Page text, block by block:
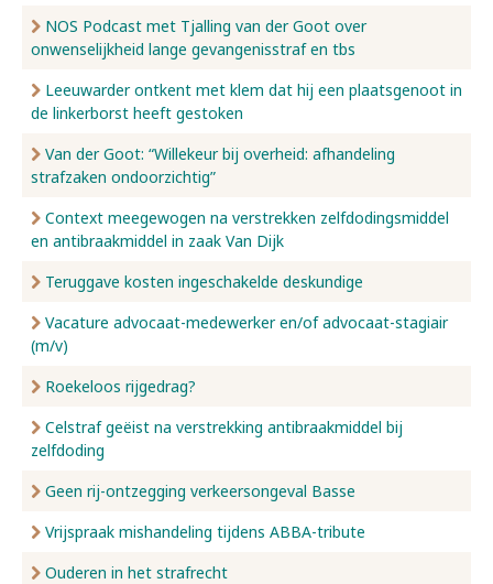
NOS Podcast met Tjalling van der Goot over
onwenselijkheid lange gevangenisstraf en tbs
Leeuwarder ontkent met klem dat hij een plaatsgenoot in
de linkerborst heeft gestoken
Van der Goot: “Willekeur bij overheid: afhandeling
strafzaken ondoorzichtig”
Context meegewogen na verstrekken zelfdodingsmiddel
en antibraakmiddel in zaak Van Dijk
Teruggave kosten ingeschakelde deskundige
Vacature advocaat-medewerker en/of advocaat-stagiair
(m/v)
Roekeloos rijgedrag?
Celstraf geëist na verstrekking antibraakmiddel bij
zelfdoding
Geen rij-ontzegging verkeersongeval Basse
Vrijspraak mishandeling tijdens ABBA-tribute
Ouderen in het strafrecht